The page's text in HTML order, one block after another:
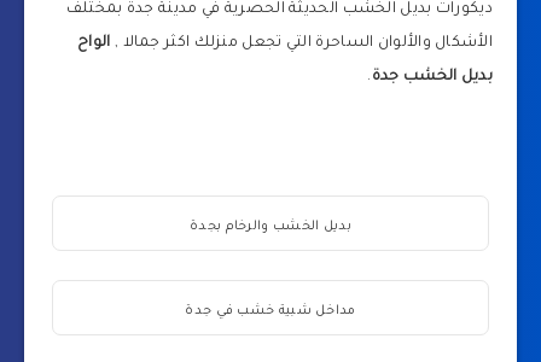
ديكورات بديل الخشب الحديثة الحصرية في مدينة جدة بمختلف
الأشكال والألوان الساحرة التي تجعل منزلك اكثر جمالا , الواح
بديل الخشب جدة .
بديل الخشب والرخام بجدة
مداخل شبية خشب في جدة